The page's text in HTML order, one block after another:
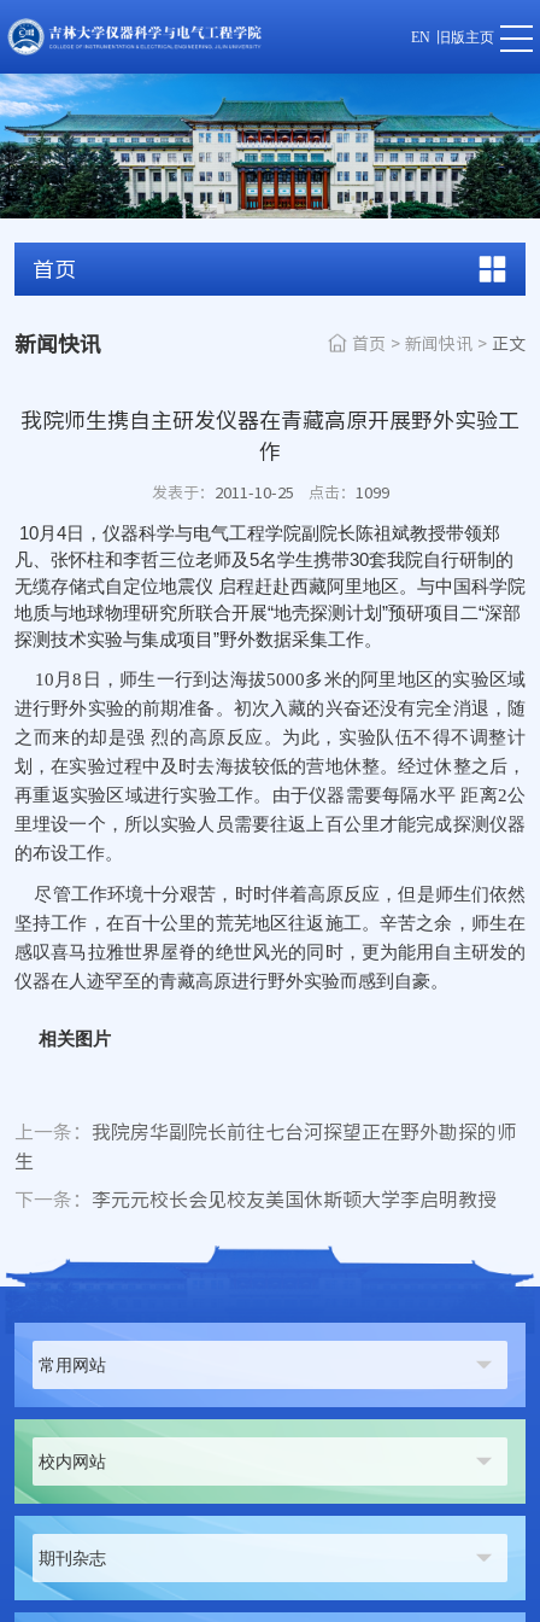
EN 旧版主页
首页
新闻快讯 首页 > 新闻快讯 > 正文
我院师生携自主研发仪器在青藏高原开展野外实验工
作
发表于： 2011-10-25 点击： 1099
10月4日，仪器科学与电气工程学院副院长陈祖斌教授带领郑
凡、张怀柱和李哲三位老师及5名学生携带30套我院自行研制的
无缆存储式自定位地震仪 启程赶赴西藏阿里地区。与中国科学院
地质与地球物理研究所联合开展“地壳探测计划”预研项目二“深部
探测技术实验与集成项目”野外数据采集工作。
10月8日，师生一行到达海拔5000多米的阿里地区的实验区域
进行野外实验的前期准备。初次入藏的兴奋还没有完全消退，随
之而来的却是强 烈的高原反应。为此，实验队伍不得不调整计
划，在实验过程中及时去海拔较低的营地休整。经过休整之后，
再重返实验区域进行实验工作。由于仪器需要每隔水平 距离2公
里埋设一个，所以实验人员需要往返上百公里才能完成探测仪器
的布设工作。
尽管工作环境十分艰苦，时时伴着高原反应，但是师生们依然
坚持工作，在百十公里的荒芜地区往返施工。辛苦之余，师生在
感叹喜马拉雅世界屋脊的绝世风光的同时，更为能用自主研发的
仪器在人迹罕至的青藏高原进行野外实验而感到自豪。
相关图片
上一条： 我院房华副院长前往七台河探望正在野外勘探的师
生
下一条： 李元元校长会见校友美国休斯顿大学李启明教授
常用网站
校内网站
期刊杂志